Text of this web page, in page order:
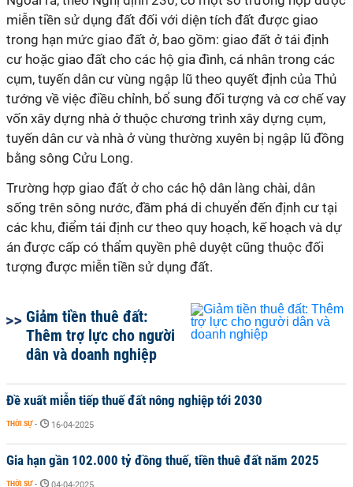
miễn tiền sử dụng đất đối với diện tích đất được giao
trong hạn mức giao đất ở, bao gồm: giao đất ở tái định
cư hoặc giao đất cho các hộ gia đình, cá nhân trong các
cụm, tuyến dân cư vùng ngập lũ theo quyết định của Thủ
tướng về việc điều chỉnh, bổ sung đối tượng và cơ chế vay
vốn xây dựng nhà ở thuộc chương trình xây dựng cụm,
tuyến dân cư và nhà ở vùng thường xuyên bị ngập lũ đồng
bằng sông Cửu Long.
Trường hợp giao đất ở cho các hộ dân làng chài, dân
sống trên sông nước, đầm phá di chuyển đến định cư tại
các khu, điểm tái định cư theo quy hoạch, kế hoạch và dự
án được cấp có thẩm quyền phê duyệt cũng thuộc đối
tượng được miễn tiền sử dụng đất.
Giảm tiền thuê đất:
Thêm trợ lực cho người
dân và doanh nghiệp
Đề xuất miễn tiếp thuế đất nông nghiệp tới 2030
THỜI SỰ - 16-04-2025
Gia hạn gần 102.000 tỷ đồng thuế, tiền thuê đất năm 2025
THỜI SỰ -